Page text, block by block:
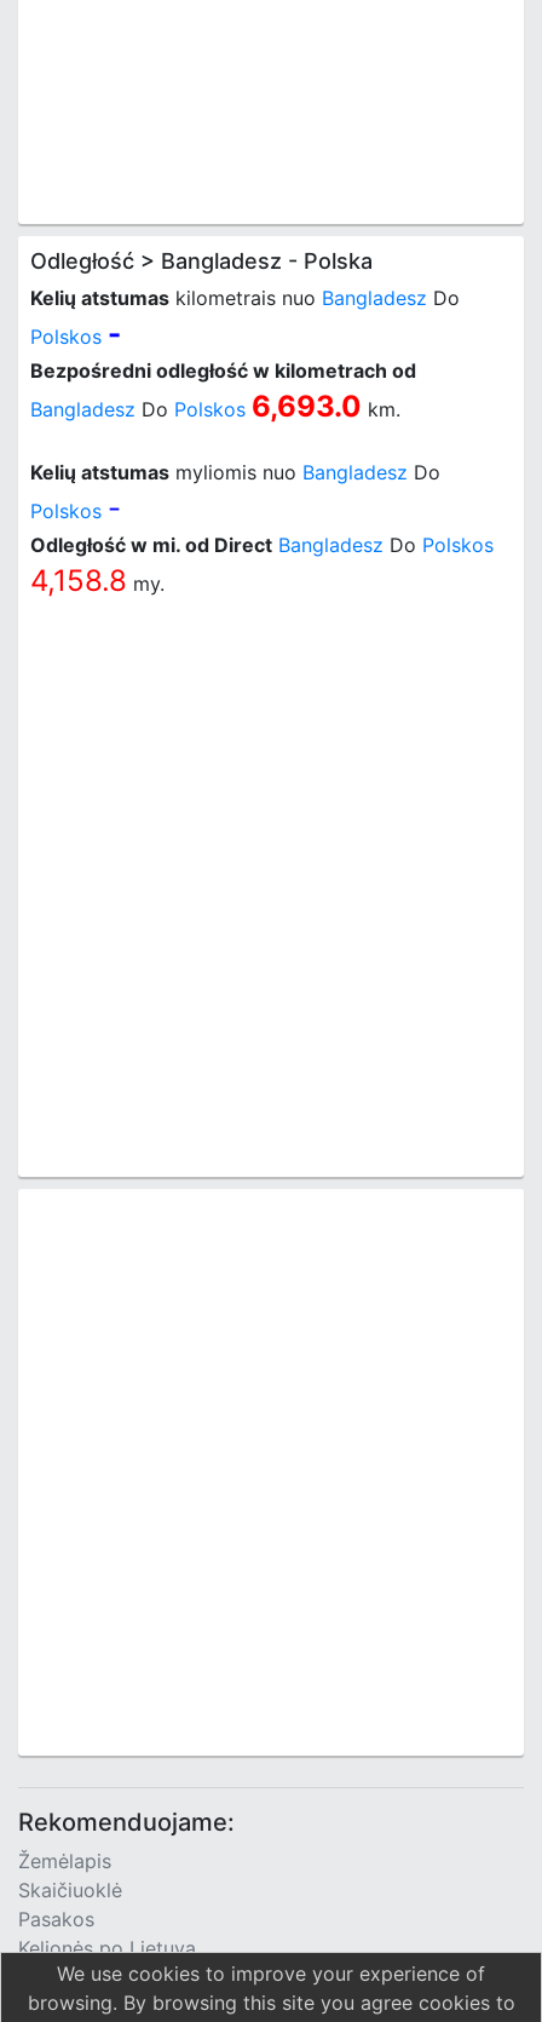
Odległość > Bangladesz - Polska
Kelių atstumas kilometrais nuo Bangladesz Do
Polskos -
Bezpośredni odległość w kilometrach od
Bangladesz Do Polskos 6,693.0 km.
Kelių atstumas myliomis nuo Bangladesz Do
Polskos -
Odległość w mi. od Direct Bangladesz Do Polskos
4,158.8 my.
Rekomenduojame:
Žemėlapis
Skaičiuoklė
Pasakos
Kelionės po Lietuvą
TV Programa
We use cookies to improve your experience of
browsing. By browsing this site you agree cookies to